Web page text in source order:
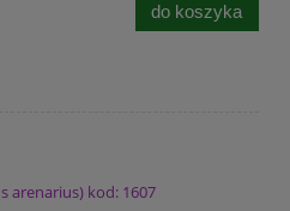
do koszyka
arenarius) kod: 1607